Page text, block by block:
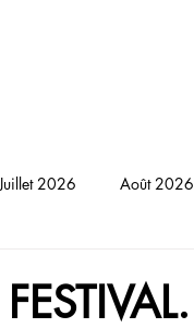
Juillet 2026 Août 2026